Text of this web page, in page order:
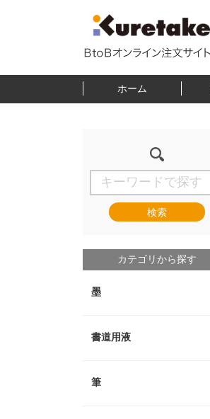
ホーム
検索
カテゴリから探す
墨
書道用液
筆